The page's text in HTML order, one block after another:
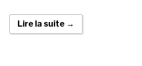
Lire la suite →